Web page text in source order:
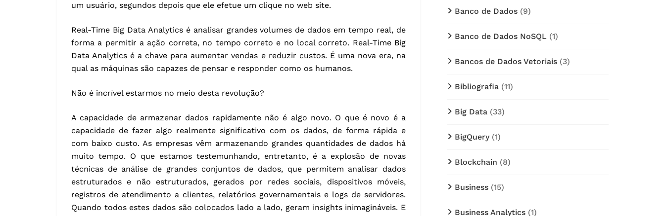
um usuário, segundos depois que ele efetue um clique no web site.
Real-Time Big Data Analytics é analisar grandes volumes de dados em tempo real, de
forma a permitir a ação correta, no tempo correto e no local correto. Real-Time Big
Data Analytics é a chave para aumentar vendas e reduzir custos. É uma nova era, na
qual as máquinas são capazes de pensar e responder como os humanos.
Não é incrível estarmos no meio desta revolução?
A capacidade de armazenar dados rapidamente não é algo novo. O que é novo é a
capacidade de fazer algo realmente significativo com os dados, de forma rápida e
com baixo custo. As empresas vêm armazenando grandes quantidades de dados há
muito tempo. O que estamos testemunhando, entretanto, é a explosão de novas
técnicas de análise de grandes conjuntos de dados, que permitem analisar dados
estruturados e não estruturados, gerados por redes sociais, dispositivos móveis,
registros de atendimento a clientes, relatórios governamentais e logs de servidores.
Quando todos estes dados são colocados lado a lado, geram insights inimagináveis. E
Banco de Dados (9)
Banco de Dados NoSQL (1)
Bancos de Dados Vetoriais (3)
Bibliografia (11)
Big Data (33)
BigQuery(1)
Blockchain (8)
Business (15)
Business Analytics (1)